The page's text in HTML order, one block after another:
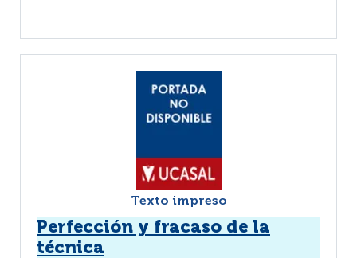
Texto impreso
Perfección y fracaso de la
técnica